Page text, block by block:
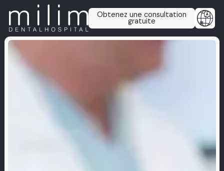
Obtenez une consultation
gratuite